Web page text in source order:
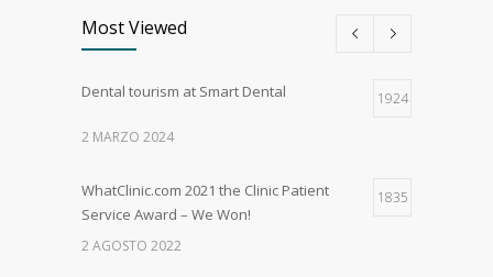
Most Viewed
Dental tourism at Smart Dental 1924
2 MARZO 2024
WhatClinic.com 2021 the Clinic Patient
Service Award – We Won!
1835
2 AGOSTO 2022